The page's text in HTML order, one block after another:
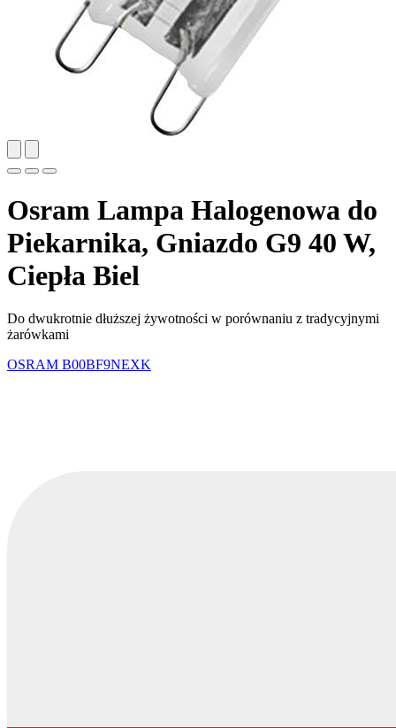
Osram Lampa Halogenowa do
Piekarnika, Gniazdo G9 40 W,
Ciepła Biel
Do dwukrotnie dłuższej żywotności w porównaniu z tradycyjnymi
żarówkami
OSRAM B00BF9NEXK